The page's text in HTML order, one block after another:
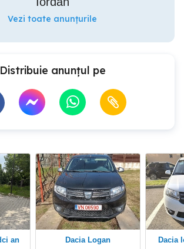
Vezi toate anunțurile
Distribuie anunțul pe
Dacia Logan Dacia logan II Laureat